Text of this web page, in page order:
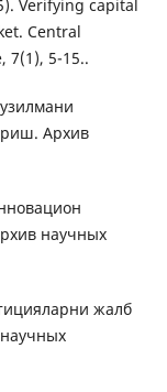
Verifying capital
Central
7(1), 5-15..
Архив
научных
жалб